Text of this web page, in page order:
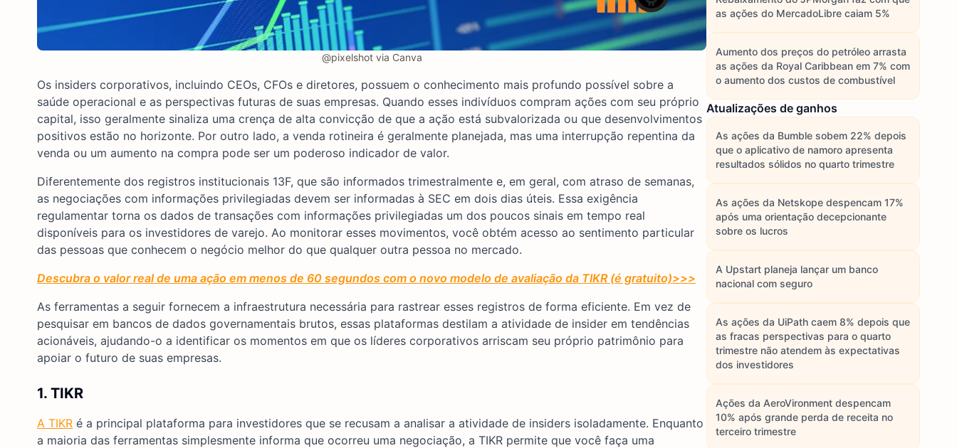
@pixelshot via Canva
Os insiders corporativos, incluindo CEOs, CFOs e diretores, possuem o conhecimento mais profundo possível sobre a
saúde operacional e as perspectivas futuras de suas empresas. Quando esses indivíduos compram ações com seu próprio
capital, isso geralmente sinaliza uma crença de alta convicção de que a ação está subvalorizada ou que desenvolvimentos
positivos estão no horizonte. Por outro lado, a venda rotineira é geralmente planejada, mas uma interrupção repentina da
venda ou um aumento na compra pode ser um poderoso indicador de valor.
Diferentemente dos registros institucionais 13F, que são informados trimestralmente e, em geral, com atraso de semanas,
as negociações com informações privilegiadas devem ser informadas à SEC em dois dias úteis. Essa exigência
regulamentar torna os dados de transações com informações privilegiadas um dos poucos sinais em tempo real
disponíveis para os investidores de varejo. Ao monitorar esses movimentos, você obtém acesso ao sentimento particular
das pessoas que conhecem o negócio melhor do que qualquer outra pessoa no mercado.
Descubra o valor real de uma ação em menos de 60 segundos com o novo modelo de avaliação da TIKR (é gratuito)>>>
As ferramentas a seguir fornecem a infraestrutura necessária para rastrear esses registros de forma eficiente. Em vez de
pesquisar em bancos de dados governamentais brutos, essas plataformas destilam a atividade de insider em tendências
acionáveis, ajudando-o a identificar os momentos em que os líderes corporativos arriscam seu próprio patrimônio para
apoiar o futuro de suas empresas.
1. TIKR
A TIKR é a principal plataforma para investidores que se recusam a analisar a atividade de insiders isoladamente. Enquanto
a maioria das ferramentas simplesmente informa que ocorreu uma negociação, a TIKR permite que você faça uma
as ações do MercadoLibre caiam 5%
Aumento dos preços do petróleo arrasta
as ações da Royal Caribbean em 7% com
o aumento dos custos de combustível
Atualizações de ganhos
As ações da Bumble sobem 22% depois
que o aplicativo de namoro apresenta
resultados sólidos no quarto trimestre
As ações da Netskope despencam 17%
após uma orientação decepcionante
sobre os lucros
A Upstart planeja lançar um banco
nacional com seguro
As ações da UiPath caem 8% depois que
as fracas perspectivas para o quarto
trimestre não atendem às expectativas
dos investidores
Ações da AeroVironment despencam
10% após grande perda de receita no
terceiro trimestre